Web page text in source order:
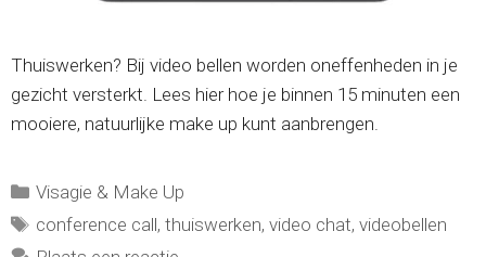
Thuiswerken? Bij video bellen worden oneffenheden in je
gezicht versterkt. Lees hier hoe je binnen 15 minuten een
mooiere, natuurlijke make up kunt aanbrengen.
Categorieën
Visagie & Make Up
Tags
conference call,thuiswerken,video chat,videobellen